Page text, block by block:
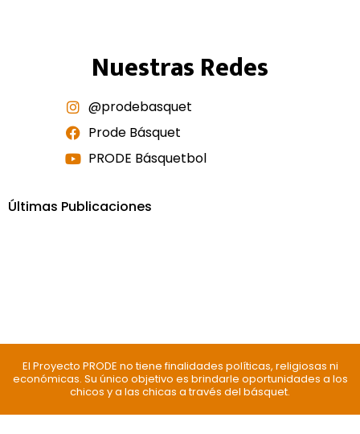
Nuestras Redes
@prodebasquet
Prode Básquet
PRODE Básquetbol
Últimas Publicaciones
El Proyecto PRODE no tiene finalidades políticas, religiosas ni
económicas. Su único objetivo es brindarle oportunidades a los
chicos y a las chicas a través del básquet.